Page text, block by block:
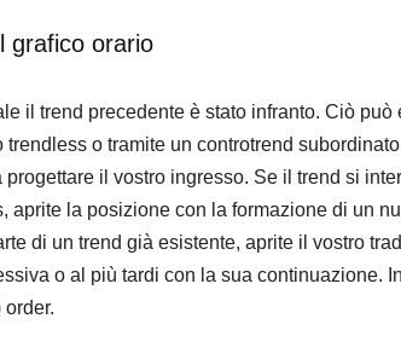
grafico orario
il trend precedente è stato infranto. Ciò può
o tramite un controtrend
il vostro ingresso. Se il trend si
aprite la posizione con la formazione di un
di un trend già esistente, aprite il vostro
o al più tardi con la sua continuazione.